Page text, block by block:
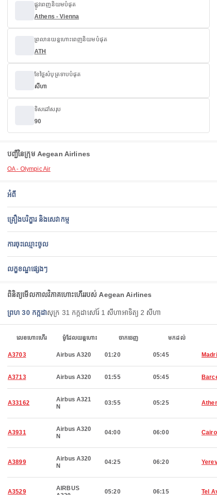
ផ្លូវពេញនិយមបំផុត
Athens - Vienna
ព្រលានយន្តហោះពេញនិយមបំផុត
ATH
ខែថ្លៃសំបុត្រទាបបំផុត
សីហា
ទិសដៅសរុប
90
បញ្ជីនៃក្រុម Aegean Airlines
OA - Olympic Air
អំពី
គ្រឿងបរិក្ខារ និងសេវាកម្ម
ការចុះឈ្មោះចូល
លក្ខខណ្ឌផ្សេងៗ
ពិនិត្យ​មើល​កាលវិភាគ​ហោះហើរ​របស់ Aegean Airlines
ព្រហ 30 កក្កដាសុក្រ 31 កក្កដាសៅរ៍ 1 សីហាអាទិត្យ 2 សីហា
លេខហោះហើរ ម៉ូដែលយន្តហោះ ចាកចេញ មកដល់
A3703 Airbus A320 01:20 05:45
A3713 Airbus A320 01:55 05:45
A33162
Airbus A321
N
03:55 05:25
A3931
Airbus A320
N
04:00 06:00 Cairo
A3899
Airbus A320
N
04:25 06:20
A3529
AIRBUS
05:20 06:15 Tel